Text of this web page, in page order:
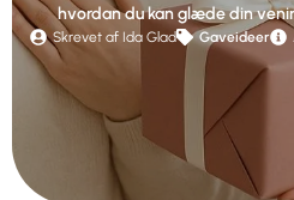
hvordan du kan glæde din
Skrevet af Ida Glad Gaveideer